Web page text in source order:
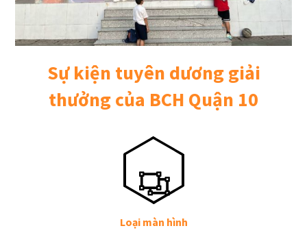
Sự kiện tuyên dương giải
thưởng của BCH Quận 10
Loại màn hình